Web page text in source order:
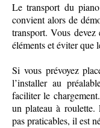
Le transport du
convient alors de
transport. Vous
éléments et éviter que
Si vous prévoyez
l’installer au
faciliter le
un plateau à roulette.
pas praticables, il est